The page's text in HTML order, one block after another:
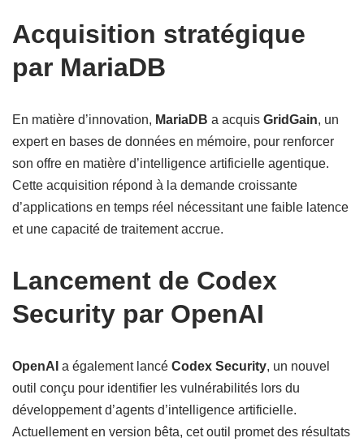
Acquisition stratégique
par MariaDB
En matière d’innovation, MariaDB a acquis GridGain, un
expert en bases de données en mémoire, pour renforcer
son offre en matière d’intelligence artificielle agentique.
Cette acquisition répond à la demande croissante
d’applications en temps réel nécessitant une faible latence
et une capacité de traitement accrue.
Lancement de Codex
Security par OpenAI
OpenAI a également lancé Codex Security, un nouvel
outil conçu pour identifier les vulnérabilités lors du
développement d’agents d’intelligence artificielle.
Actuellement en version bêta, cet outil promet des résultats